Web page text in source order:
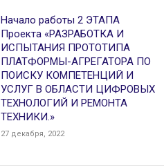
Начало работы 2 ЭТАПА
Проекта «РАЗРАБОТКА И
ИСПЫТАНИЯ ПРОТОТИПА
ПЛАТФОРМЫ-АГРЕГАТОРА ПО
ПОИСКУ КОМПЕТЕНЦИЙ И
УСЛУГ В ОБЛАСТИ ЦИФРОВЫХ
ТЕХНОЛОГИЙ И РЕМОНТА
ТЕХНИКИ.»
27 декабря, 2022